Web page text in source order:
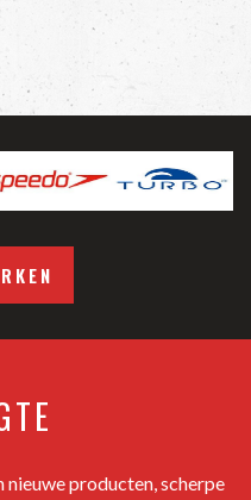
producten, scherpe